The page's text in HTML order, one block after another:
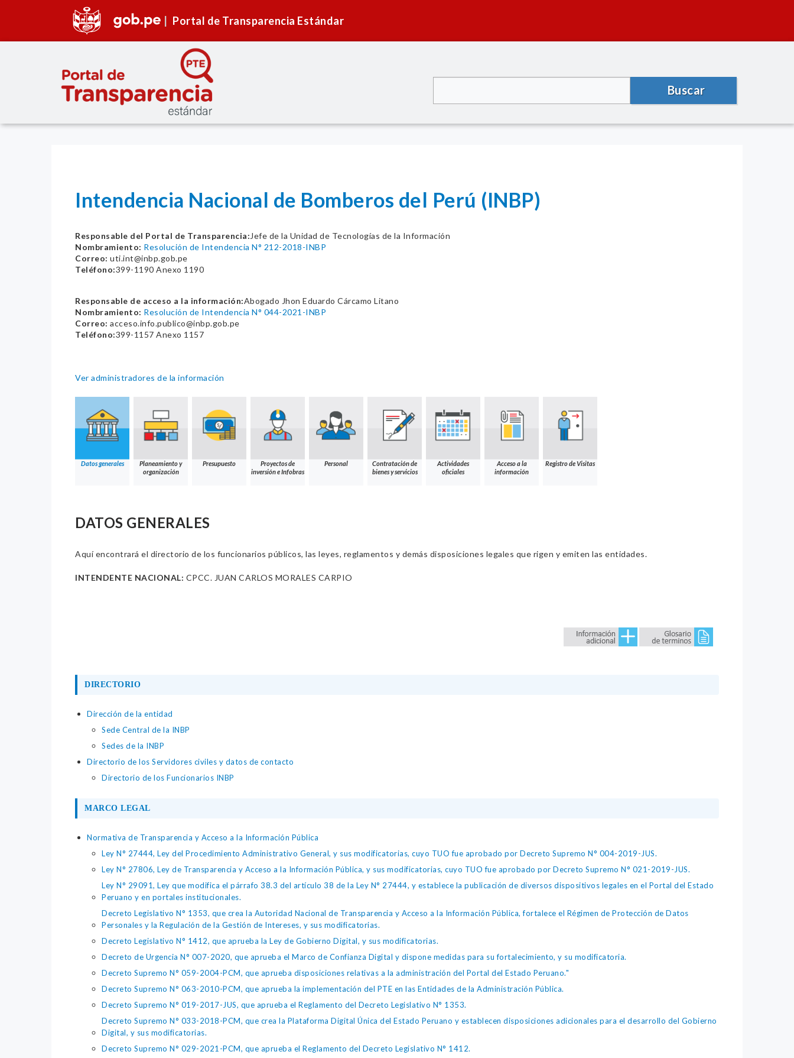
Portal de Transparencia Estándar
Buscar
Intendencia Nacional de Bomberos del Perú (INBP)
Responsable del Portal de Transparencia: Jefe de la Unidad de Tecnologías de la Información
Nombramiento: Resolución de Intendencia N° 212-2018-INBP
Correo: uti.int@inbp.gob.pe
Teléfono:399-1190 Anexo 1190
Responsable de acceso a la información:Abogado Jhon Eduardo Cárcamo Litano
Nombramiento: Resolución de Intendencia N° 044-2021-INBP
Correo: acceso.info.publico@inbp.gob.pe
Teléfono:399-1157 Anexo 1157
Ver administradores de la información
Datos generales
Planeamiento y
organización
Presupuesto
Proyectos de
inversión e Infobras
Personal
Contratación de
bienes y servicios
Actividades
oficiales
Acceso a la
información
Registro de Visitas
DATOS GENERALES
Aquí encontrará el directorio de los funcionarios públicos, las leyes, reglamentos y demás disposiciones legales que rigen y emiten las entidades.
INTENDENTE NACIONAL: CPCC. JUAN CARLOS MORALES CARPIO
DIRECTORIO
Dirección de la entidad
Sede Central de la INBP
Sedes de la INBP
Directorio de los Servidores civiles y datos de contacto
Directorio de los Funcionarios INBP
MARCO LEGAL
Normativa de Transparencia y Acceso a la Información Pública
Ley N° 27444, Ley del Procedimiento Administrativo General, y sus modificatorias, cuyo TUO fue aprobado por Decreto Supremo N° 004-2019-JUS.
Ley N° 27806, Ley de Transparencia y Acceso a la Información Pública, y sus modificatorias, cuyo TUO fue aprobado por Decreto Supremo N° 021-2019-JUS.
Ley N° 29091, Ley que modifica el párrafo 38.3 del artículo 38 de la Ley N° 27444, y establece la publicación de diversos dispositivos legales en el Portal del Estado
Peruano y en portales institucionales.
Decreto Legislativo N° 1353, que crea la Autoridad Nacional de Transparencia y Acceso a la Información Pública, fortalece el Régimen de Protección de Datos
Personales y la Regulación de la Gestión de Intereses, y sus modificatorias.
Decreto Legislativo N° 1412, que aprueba la Ley de Gobierno Digital, y sus modificatorias.
Decreto de Urgencia N° 007-2020, que aprueba el Marco de Confianza Digital y dispone medidas para su fortalecimiento, y su modificatoria.
Decreto Supremo N° 059-2004-PCM, que aprueba disposiciones relativas a la administración del Portal del Estado Peruano."
Decreto Supremo N° 063-2010-PCM, que aprueba la implementación del PTE en las Entidades de la Administración Pública.
Decreto Supremo N° 019-2017-JUS, que aprueba el Reglamento del Decreto Legislativo N° 1353.
Decreto Supremo N° 033-2018-PCM, que crea la Plataforma Digital Única del Estado Peruano y establecen disposiciones adicionales para el desarrollo del Gobierno
Digital, y sus modificatorias.
Decreto Supremo N° 029-2021-PCM, que aprueba el Reglamento del Decreto Legislativo N° 1412.